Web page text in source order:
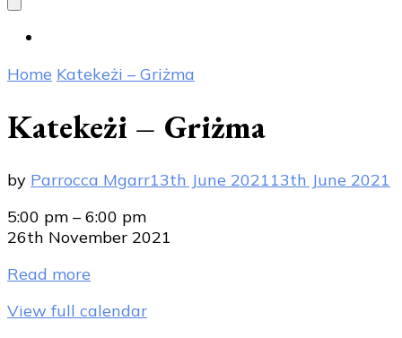
Home Katekeżi – Griżma
Katekeżi – Griżma
by Parrocca Mgarr13th June 202113th June 2021
Katekeżi
-
5:00 pm – 6:00 pm
26th November 2021
Read more
View full calendar